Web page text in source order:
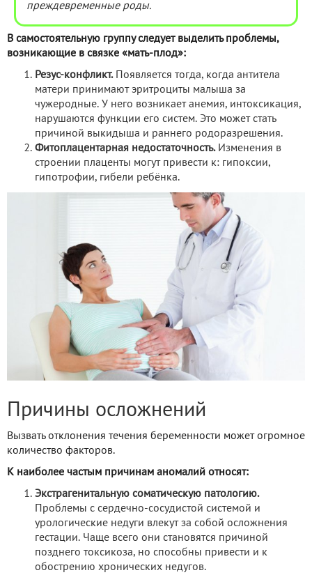
преждевременные роды.
В самостоятельную группу следует выделить проблемы,
возникающие в связке «мать-плод»:
Резус-конфликт.Появляется тогда, когда антитела
матери принимают эритроциты малыша за
чужеродные. У него возникает анемия, интоксикация,
нарушаются функции его систем. Это может стать
причиной выкидыша и раннего родоразрешения.
Фитоплацентарная недостаточность.Изменения в
строении плаценты могут привести к: гипоксии,
гипотрофии, гибели ребёнка.
Причины осложнений
Вызвать отклонения течения беременности может огромное
количество факторов.
К наиболее частым причинам аномалий относят:
Экстрагенитальную соматическую патологию.
Проблемы с сердечно-сосудистой системой и
урологические недуги влекут за собой осложнения
гестации. Чаще всего они становятся причиной
позднего токсикоза, но способны привести и к
обострению хронических недугов.